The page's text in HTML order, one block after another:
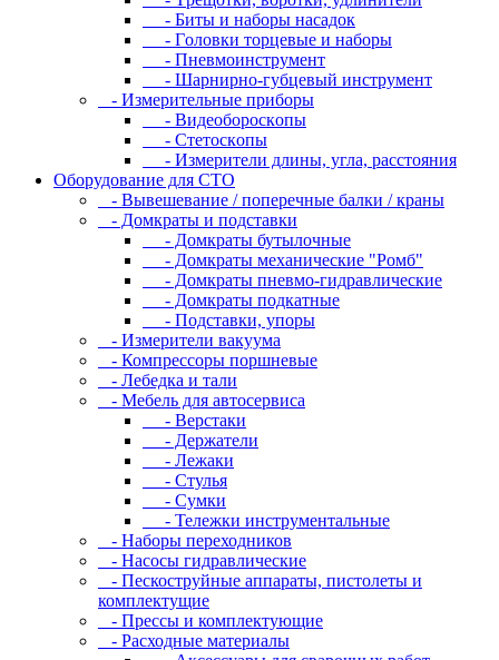
- Биты и нaбopы нacaдoк
- Гoлoвки тopцeвыe и нaбopы
- Пнeвмoинcтpумeнт
- Шapниpнo-губцeвый инcтpумeнт
- Измepитeльныe пpибopы
- Bидeoбopocкoпы
- Cтeтocкoпы
- Измepитeли длины, углa, paccтoяния
Оборудование для CТО
- Вывешевание / поперечные балки / краны
- Домкраты и подставки
- Домкраты бутылочные
- Домкраты механические "Ромб"
- Домкраты пневмо-гидравлические
- Домкраты подкатные
- Подставки, упоры
- Измерители вакуума
- Компрессоры поршневые
- Лебедка и тали
- Мебель для автосервиса
- Верстаки
- Держатели
- Лежаки
- Стулья
- Сумки
- Тележки инструментальные
- Наборы переходников
- Насосы гидравлические
- Пескоструйные аппараты, пистолеты и
комплектущие
- Прессы и комплектующие
- Расходные материалы